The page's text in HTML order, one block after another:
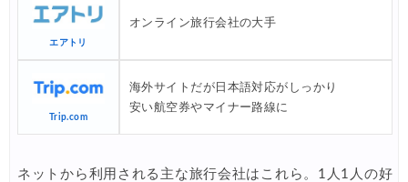
サプライス) 海外航空券 3,000円OFFクーポン
HIS) 旅のセレクション
02/20 サプライス) 海外航空券 3,000円OFFクーポン
HIS) 海外航空券 2,000円OFFクーポン
エアトリ
オンライン旅行会社の大手
Trip.com
海外サイトだが日本語対応がしっかり
安い航空券やマイナー路線に
ネットから利用される主な旅行会社はこれら。1人1人の好